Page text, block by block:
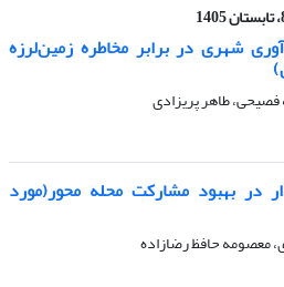
شهری در برابر مخاطره زمین‌لرزه
فصیحی، طاهر پریزادی
بهبود مشارکت محله محور(مورد
معصومه حافظ رضازاده